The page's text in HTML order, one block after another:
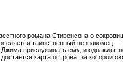
романа Стивенсона о
таинственный
прислуживать ему, и однажды,
карта острова, за которой